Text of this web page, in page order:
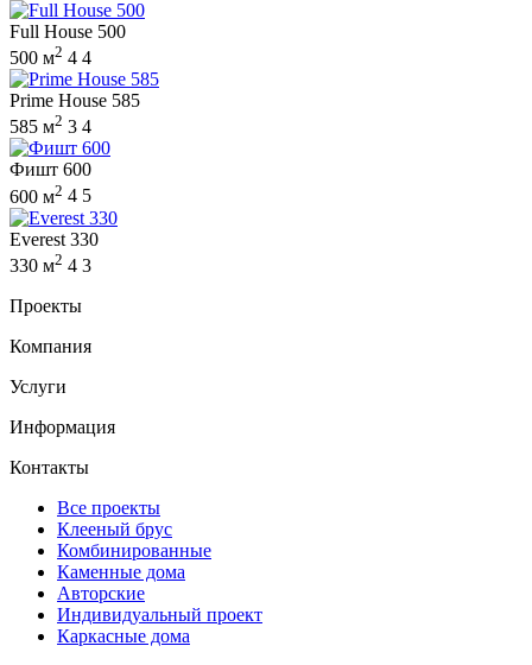
Full House 500
500 м2 4 4
Prime House 585
585 м2 3 4
Фишт 600
600 м2 4 5
Everest 330
330 м2 4 3
Проекты
Компания
Услуги
Информация
Контакты
Все проекты
Клееный брус
Комбинированные
Каменные дома
Авторские
Индивидуальный проект
Каркасные дома